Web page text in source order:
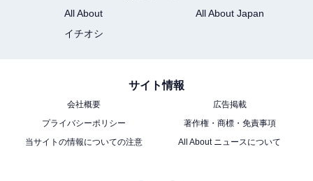
All About
All About Japan
イチオシ
サイト情報
会社概要
広告掲載
プライバシーポリシー
著作権・商標・免責事項
当サイトの情報についての注意
All About ニュースについて